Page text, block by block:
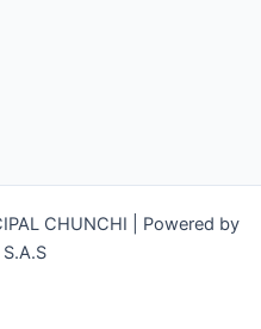
CHUNCHI | Powered by